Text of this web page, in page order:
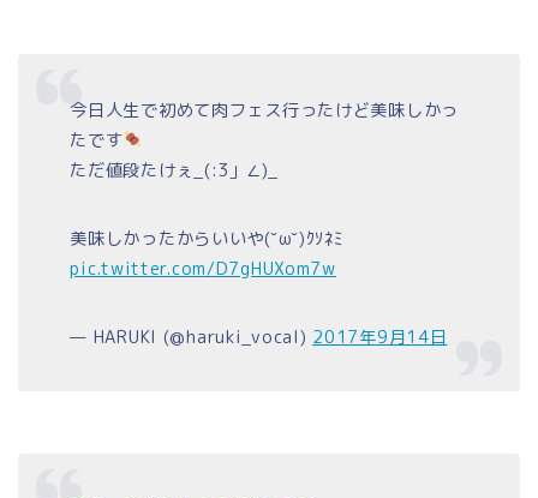
今日人生で初めて肉フェス行ったけど美味しかっ
たです
ただ値段たけぇ_(:3」∠)_
美味しかったからいいや(˘ω˘)ｸｿﾈﾐ
pic.twitter.com/D7gHUXom7w
— HARUKI (@haruki_vocal) 2017年9月14日